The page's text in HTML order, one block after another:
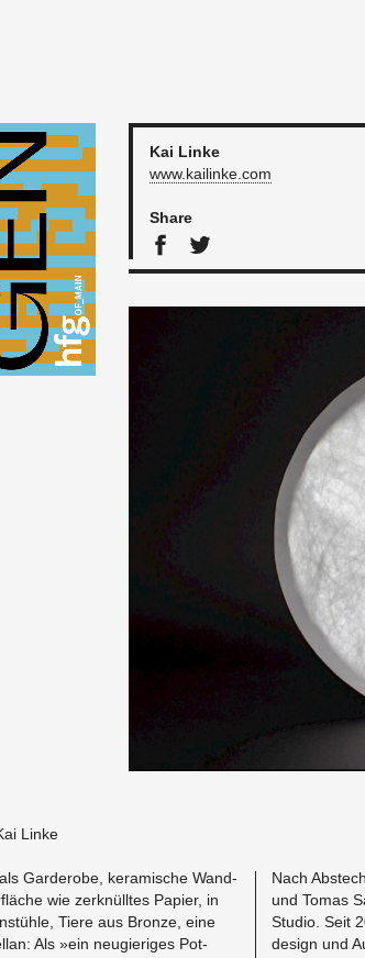
Kai Linke
www.​kailinke.​com
Share
Linke
Garder­obe, keramis­che Wand­
wie zerknülltes Pa­pier, in
Tiere aus Bronze, eine
Als »ein neugieriges Pot­
Nach
und Tomas
Stu­dio. Seit
de­sign und